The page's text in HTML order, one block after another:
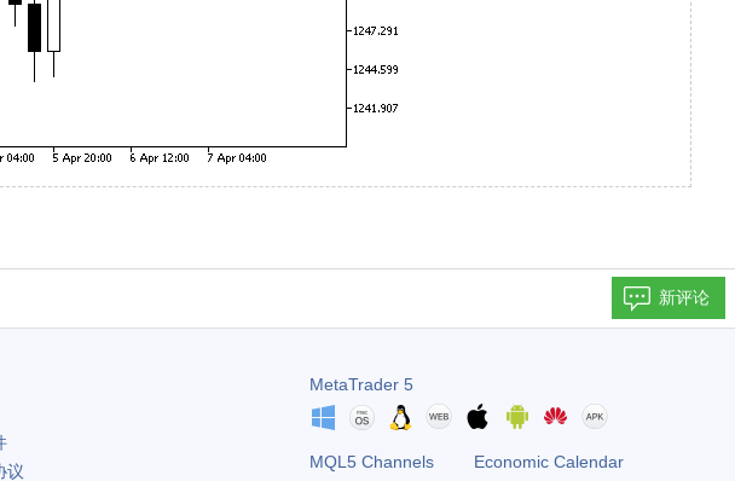
新评论
议
MetaTrader 5
MQL5 Channels Economic Calendar